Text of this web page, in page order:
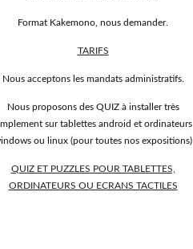
Format Kakemono, nous demander.
TARIFS
Nous acceptons les mandats administratifs.
Nous proposons des QUIZ à installer très
sur tablettes android et ordinateurs
ou linux (pour toutes nos expositions)
QUIZ ET PUZZLES POUR TABLETTES,
ORDINATEURS OU ECRANS TACTILES